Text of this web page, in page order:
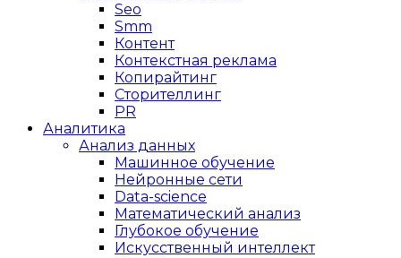
Seo
Smm
Контент
Контекстная реклама
Копирайтинг
Сторителлинг
PR
Аналитика
Анализ данных
Машинное обучение
Нейронные сети
Data-science
Математический анализ
Глубокое обучение
Искусственный интеллект